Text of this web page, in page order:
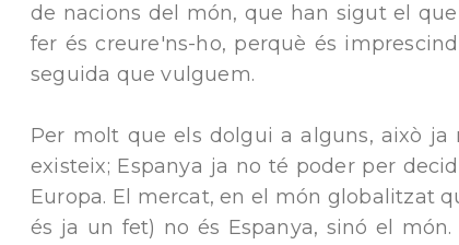
de nacions del món, que han sigut el
fer és creure'ns-ho, perquè és
seguida que vulguem.
Per molt que els dolgui a alguns, això ja
existeix; Espanya ja no té poder per
Europa. El mercat, en el món globalitzat
és ja un fet) no és Espanya, sinó el